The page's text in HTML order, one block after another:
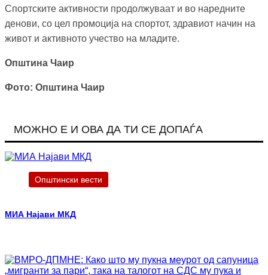
Спортските активности продолжуваат и во наредните
денови, со цел промоција на спортот, здравиот начин на
живот и активното учество на младите.
Општина Чаир
Фото: Општина Чаир
МОЖНО Е И ОВА ДА ТИ СЕ ДОПАЃА
Општински вести
МИА Најави МКД